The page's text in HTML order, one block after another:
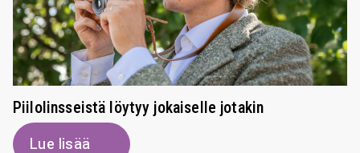
Piilolinsseistä löytyy jokaiselle jotakin
Lue lisää